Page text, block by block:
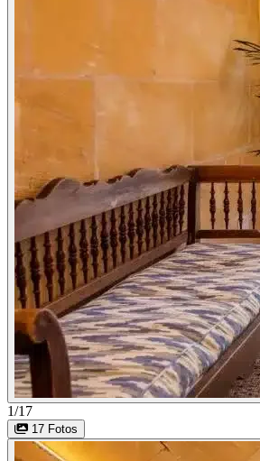
1/17
17 Fotos